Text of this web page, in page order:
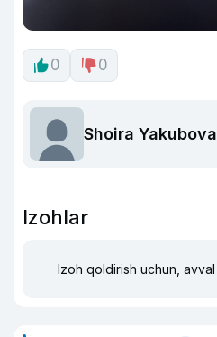
0 0
Shoira Yakubova
Izohlar
Izoh qoldirish uchun, avval